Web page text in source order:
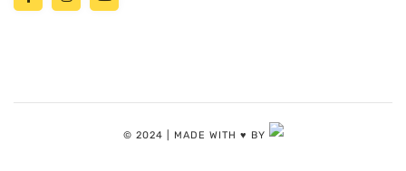
© 2024 | MADE WITH ♥️ BY